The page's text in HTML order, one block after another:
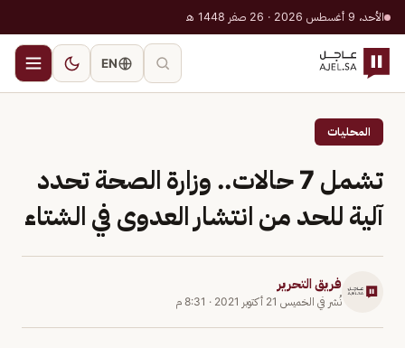
الأحد، 9 أغسطس 2026 · 26 صفر 1448 هـ
EN
المحليات
تشمل 7 حالات.. وزارة الصحة تحدد
آلية للحد من انتشار العدوى في الشتاء
فريق التحرير
نُشر في الخميس 21 أكتوبر 2021 · 8:31 م